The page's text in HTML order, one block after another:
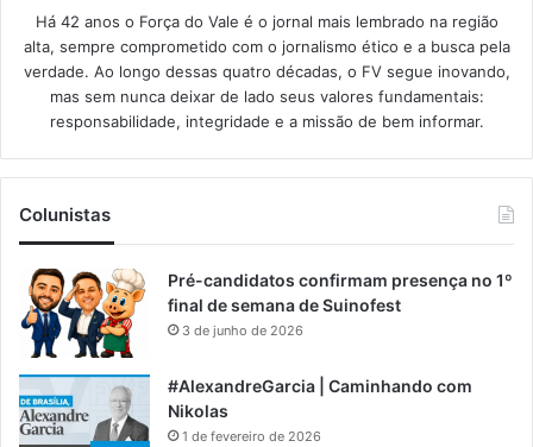
Há 42 anos o Força do Vale é o jornal mais lembrado na região
alta, sempre comprometido com o jornalismo ético e a busca pela
verdade. Ao longo dessas quatro décadas, o FV segue inovando,
mas sem nunca deixar de lado seus valores fundamentais:
responsabilidade, integridade e a missão de bem informar.​
Colunistas
Pré-candidatos confirmam presença no 1º
final de semana de Suinofest
3 de junho de 2026
#AlexandreGarcia | Caminhando com
Nikolas
1 de fevereiro de 2026